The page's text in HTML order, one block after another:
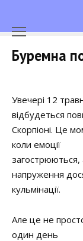
Буремна
Увечері 12
відбудеться
Скорпіоні. Це
коли емоції
загострюються,
напруження
кульмінації.
Але це не
один день